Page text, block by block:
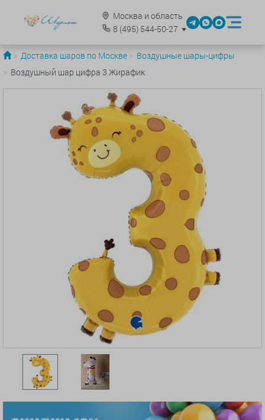
Москва и область
8 (495)544-50-27
Доставка шаров по Москве
Воздушные шары-цифры
Воздушный шар цифра 3 Жирафик